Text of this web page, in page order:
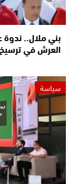
بني ملال..
العرش في
سياسة